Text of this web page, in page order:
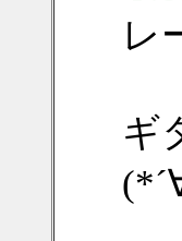
レ
ギ